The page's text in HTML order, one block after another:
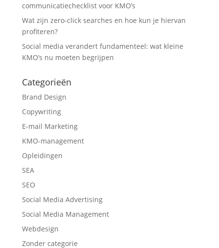
communicatiechecklist voor KMO’s
Wat zijn zero-click searches en hoe kun je hiervan
profiteren?
Social media verandert fundamenteel: wat kleine
KMO’s nu moeten begrijpen
Categorieën
Brand Design
Copywriting
E-mail Marketing
KMO-management
Opleidingen
SEA
SEO
Social Media Advertising
Social Media Management
Webdesign
Zonder categorie